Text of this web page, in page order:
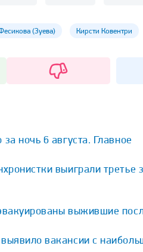
(Зуева) Кирсти Ковентри
ночь 6 августа. Главное
выиграли третье
выжившие
вакансии с